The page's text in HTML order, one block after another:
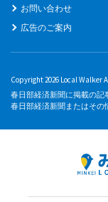
お問い合わせ
広告のご案内
Copyright 2026 Local Walker
春日部経済新聞に掲載の記
春日部経済新聞またはその